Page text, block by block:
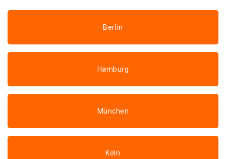
Berlin
Hamburg
München
Köln